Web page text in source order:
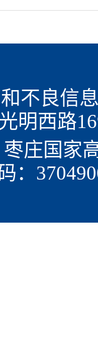
和不良信
明西路
枣庄国家
：